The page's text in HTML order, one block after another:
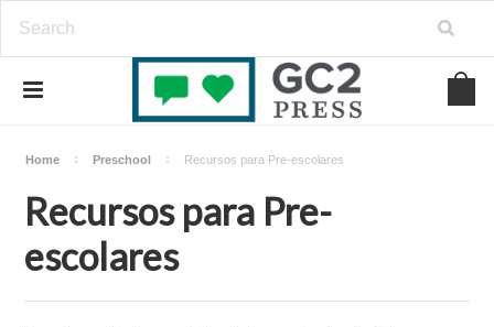
Home Preschool Recursos para Pre-escolares
Recursos para Pre-
escolares